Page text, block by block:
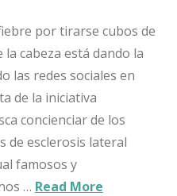
por tirarse cubos de
cabeza está dando la
las redes sociales en
de la iniciativa
concienciar de los
de esclerosis lateral
famosos y
… Read More